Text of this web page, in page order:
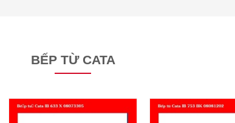
BẾP TỪ CATA